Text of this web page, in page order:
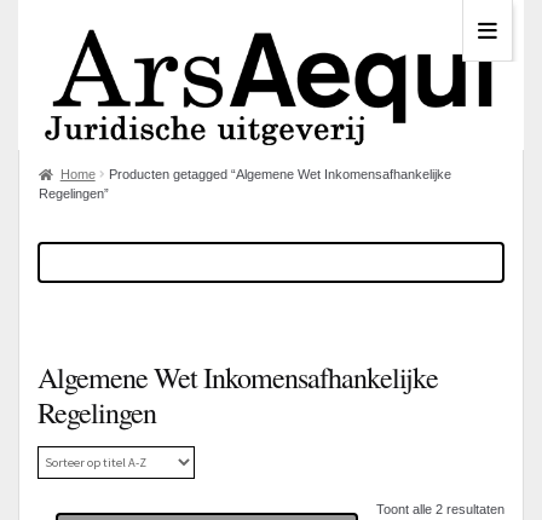
Home
Producten getagged “Algemene Wet Inkomensafhankelijke
Regelingen”
Algemene Wet Inkomensafhankelijke
Regelingen
Toont alle 2 resultaten